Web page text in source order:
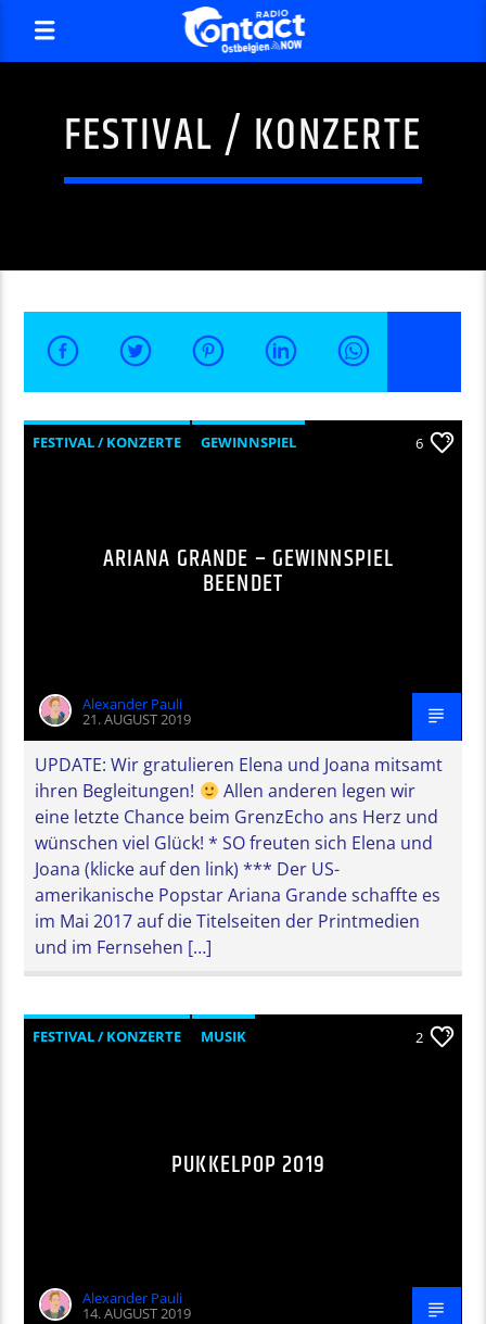
FESTIVAL / KONZERTE
FESTIVAL / KONZERTE
GEWINNSPIEL
6
ARIANA GRANDE – GEWINNSPIEL
BEENDET
Alexander Pauli
21. AUGUST 2019
UPDATE: Wir gratulieren Elena und Joana mitsamt
ihren Begleitungen!
Allen anderen legen wir
eine letzte Chance beim GrenzEcho ans Herz und
wünschen viel Glück! * SO freuten sich Elena und
Joana (klicke auf den link) *** Der US-
amerikanische Popstar Ariana Grande schaffte es
im Mai 2017 auf die Titelseiten der Printmedien
und im Fernsehen […]
FESTIVAL / KONZERTE MUSIK 2
PUKKELPOP 2019
Alexander Pauli
14. AUGUST 2019